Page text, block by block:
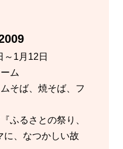
～1月12日
ム
そば、焼そば、フ
ふるさとの祭り、
に、なつかしい故